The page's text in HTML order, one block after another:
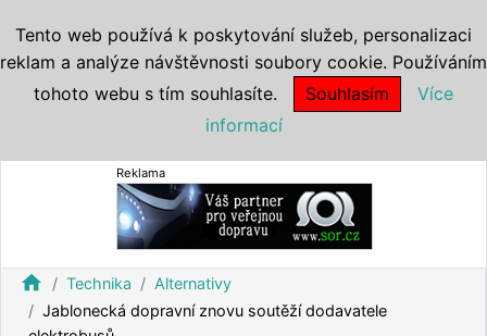
Reklama
home Technika
Alternativy
Jablonecká dopravní znovu soutěží dodavatele
Tento web používá k poskytování služeb, personalizaci
reklam a analýze návštěvnosti soubory cookie. Používáním
tohoto webu s tím souhlasíte.
Souhlasím
Více
informací